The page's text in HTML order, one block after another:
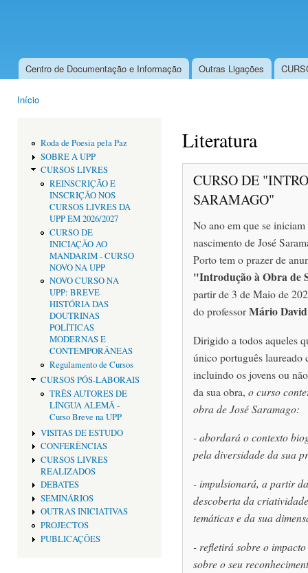
Menu principal
Centro de Documentação e Informação Outras Ligações
Início
Roda de Poesia pela Paz
SOBRE A UPP
CURSOS LIVRES
REINSCRIÇÃO E
INSCRIÇÃO NOS
CURSOS LIVRES DA
UPP EM 2026/2027
CURSO DE
INICIAÇÃO AO
MANDARIM - CURSO
NOVO NA UPP
NOVO CURSO NA
UPP: BREVE
HISTÓRIA DAS
DOUTRINAS
POLÍTICAS
MODERNAS E
CONTEMPORÂNEAS
Regulamento de Cursos
CURSOS PÓS-LABORAIS
TRÊS AUTORES DE
LÍNGUA ALEMÃ -
Curso Breve na UPP
VISITAS DE ESTUDO
CONFERÊNCIAS
CURSOS LIVRES
REALIZADOS
DEBATES
SEMINÁRIOS
OUTRAS INICIATIVAS
PROJECTOS
PUBLICAÇÕES
Literatura
CURSO DE
SARAMAGO"
No ano em que se
nascimento de José
Porto tem o prazer de
"Introdução à Obra de
partir de 3 de Maio de
do professorMário
Dirigido a todos aqueles
único português
incluindo os jovens ou
da sua obra, o curso
obra de José Saramago:
- abordará o contexto
pela diversidade da sua
- impulsionará, a partir
descoberta da
temáticas e da sua
- refletirá sobre o
sobre o seu